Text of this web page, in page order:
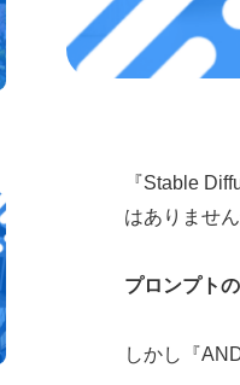
『Stable
はありませ
プロンプト
しかし『